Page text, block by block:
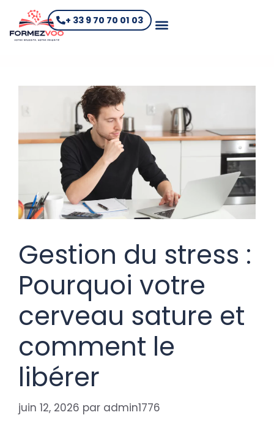
+ 33 9 70 70 01 03
Gestion du stress :
Pourquoi votre
cerveau sature et
comment le
libérer
juin 12, 2026 par admin1776